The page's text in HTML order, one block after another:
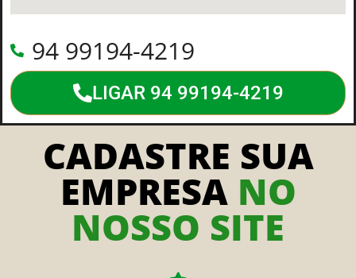
94 99194-4219
LIGAR 94 99194-4219
CADASTRE SUA
EMPRESA NO
NOSSO SITE